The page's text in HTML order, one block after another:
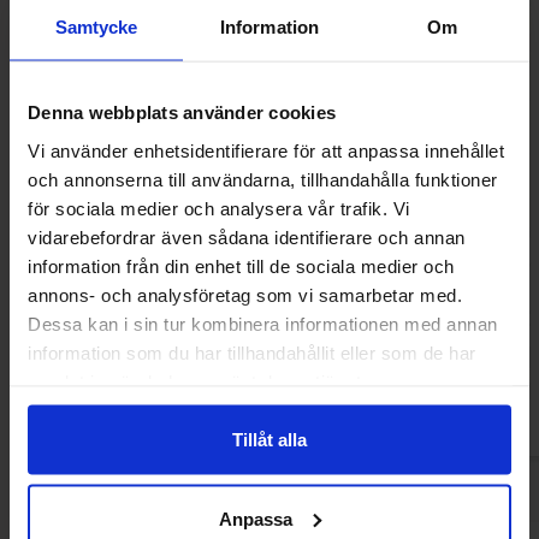
Samtycke Information Om
Denna webbplats använder cookies
Vi använder enhetsidentifierare för att anpassa innehållet
och annonserna till användarna, tillhandahålla funktioner
för sociala medier och analysera vår trafik. Vi
vidarebefordrar även sådana identifierare och annan
information från din enhet till de sociala medier och
annons- och analysföretag som vi samarbetar med.
Dessa kan i sin tur kombinera informationen med annan
information som du har tillhandahållit eller som de har
Tillåt alla
Anpassa
Sprite 33cl
12.90 kr
Zingo Citron